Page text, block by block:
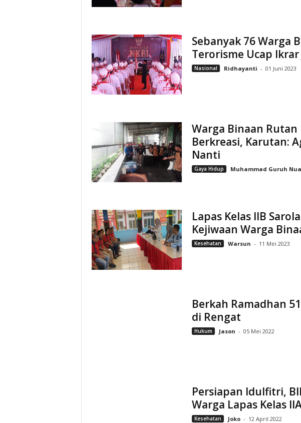
Sebanyak 76 Warga
Terorisme Ucap Ikrar
Nasional Ridhayanti - 01 Juni 2023
Warga Binaan Rutan
Berkreasi, Karutan:
Nanti
Gaya Hidup Muhammad Guruh
Lapas Kelas IIB
Kejiwaan Warga
Kesehatan Warsun - 11 Mei 2023
Berkah Ramadhan
di Rengat
Hukum Jason - 05 Mei 2022
Persiapan Idulfitri,
Warga Lapas Kelas
Kesehatan Joko - 12 April 2022